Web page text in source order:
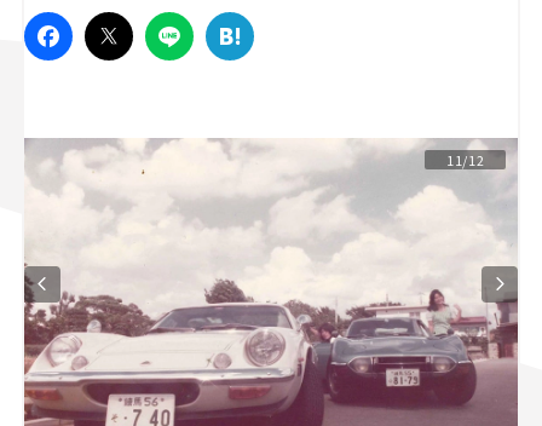
11/12
人気のハッシュタグ
スズキ ジムニー｜Suzuki Jimny